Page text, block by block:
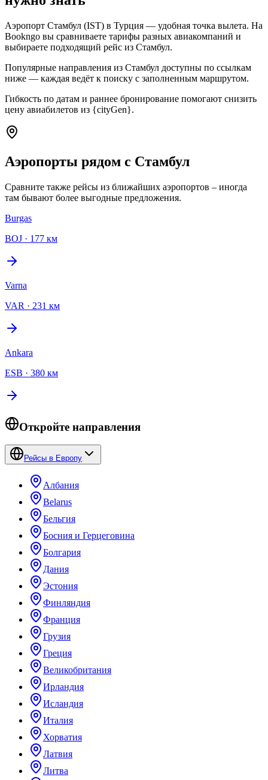
Аэропорт Стамбул (IST) в Турция — удобная точка вылета. На
Bookngo вы сравниваете тарифы разных авиакомпаний и
выбираете подходящий рейс из Стамбул.
Популярные направления из Стамбул доступны по ссылкам
ниже — каждая ведёт к поиску с заполненным маршрутом.
Гибкость по датам и раннее бронирование помогают снизить
цену авиабилетов из {cityGen}.
Аэропорты рядом с Стамбул
Сравните также рейсы из ближайших аэропортов – иногда
там бывают более выгодные предложения.
Burgas
BOJ · 177 км
Varna
VAR · 231 км
Ankara
ESB · 380 км
Откройте направления
Рейсы в Европу
Албания
Belarus
Бельгия
Босния и Герцеговина
Болгария
Дания
Эстония
Финляндия
Франция
Грузия
Греция
Великобритания
Ирландия
Исландия
Италия
Хорватия
Латвия
Литва